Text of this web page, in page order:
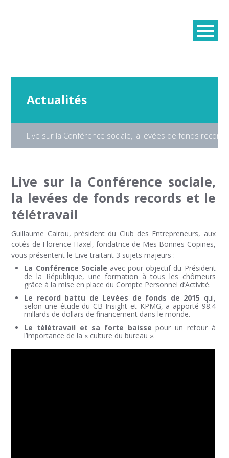
Actualités
Live sur la Conférence sociale, la levées de fonds
Live sur la Conférence sociale,
la levées de fonds records et le
télétravail
Guillaume Cairou, président du Club des Entrepreneurs, aux
cotés de Florence Haxel, fondatrice de Mes Bonnes Copines,
vous présentent le Live traitant 3 sujets majeurs :
La Conférence Sociale avec pour objectif du Président
de la République, une formation à tous les chômeurs
grâce à la mise en place du Compte Personnel d’Activité.
Le record battu de Levées de fonds de 2015 qui,
selon une étude du CB Insight et KPMG, a apporté 98.4
millards de dollars de financement dans le monde.
Le télétravail et sa forte baisse pour un retour à
l’importance de la « culture du bureau ».